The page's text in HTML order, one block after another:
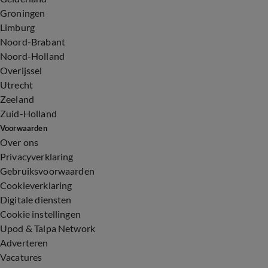
Groningen
Limburg
Noord-Brabant
Noord-Holland
Overijssel
Utrecht
Zeeland
Zuid-Holland
Voorwaarden
Over ons
Privacyverklaring
Gebruiksvoorwaarden
Cookieverklaring
Digitale diensten
Cookie instellingen
Upod & Talpa Network
Adverteren
Vacatures